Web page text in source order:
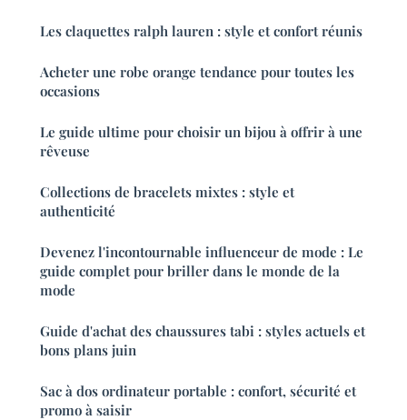
Les claquettes ralph lauren : style et confort réunis
Acheter une robe orange tendance pour toutes les
occasions
Le guide ultime pour choisir un bijou à offrir à une
rêveuse
Collections de bracelets mixtes : style et
authenticité
Devenez l'incontournable influenceur de mode : Le
guide complet pour briller dans le monde de la
mode
Guide d'achat des chaussures tabi : styles actuels et
bons plans juin
Sac à dos ordinateur portable : confort, sécurité et
promo à saisir